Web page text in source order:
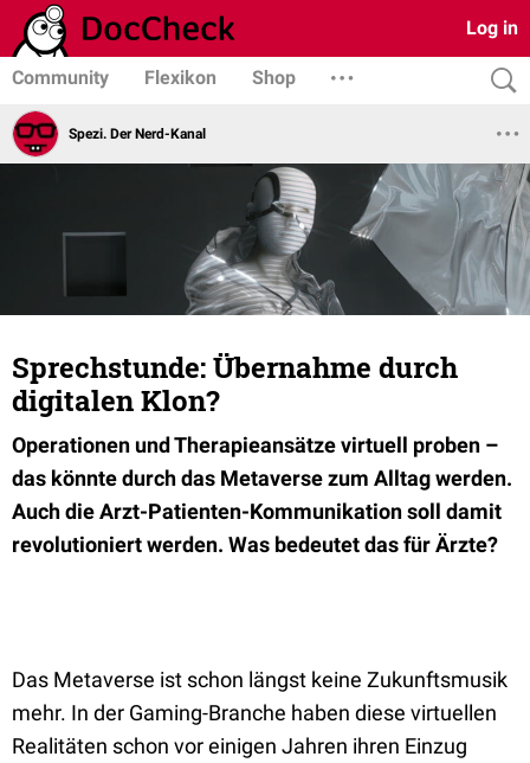
Log in
Community Flexikon Shop
Spezi. Der Nerd-Kanal
Sprechstunde: Übernahme durch
digitalen Klon?
Operationen und Therapieansätze virtuell proben –
das könnte durch das Metaverse zum Alltag werden.
Auch die Arzt-Patienten-Kommunikation soll damit
revolutioniert werden. Was bedeutet das für Ärzte?
Das Metaverse ist schon längst keine Zukunftsmusik
mehr. In der Gaming-Branche haben diese virtuellen
Realitäten schon vor einigen Jahren ihren Einzug